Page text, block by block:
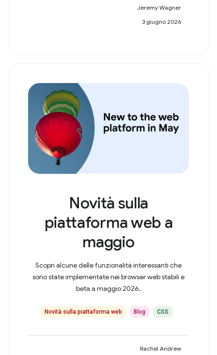
Jeremy Wagner
3 giugno 2026
Novità sulla
piattaforma web a
maggio
Scopri alcune delle funzionalità interessanti che
sono state implementate nei browser web stabili e
beta a maggio 2026.
Novità sulla piattaforma web Blog CSS
Rachel Andrew